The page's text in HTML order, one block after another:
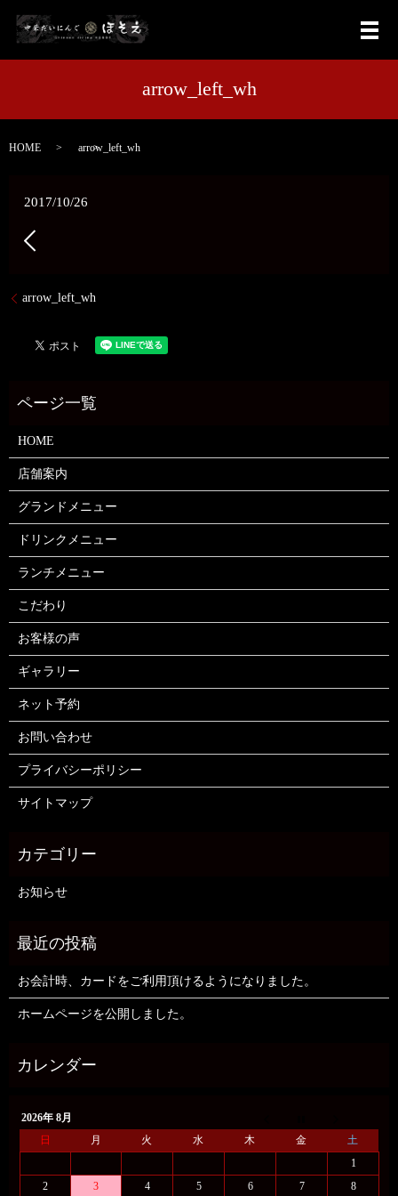
メ
arrow_left_wh
HOME arrow_left_wh
2017/10/26
arrow_left_wh
HOME
店舗案内
グランドメニュー
ドリンクメニュー
ランチメニュー
こだわり
お客様の声
ギャラリー
ネット予約
お問い合わせ
プライバシーポリシー
サイトマップ
お知らせ
お会計時、カードをご利用頂けるようになりました。
ホームページを公開しました。
2026年 8月
日
月 火 水 木 金
土
1
2
3 4 5 6 7 8